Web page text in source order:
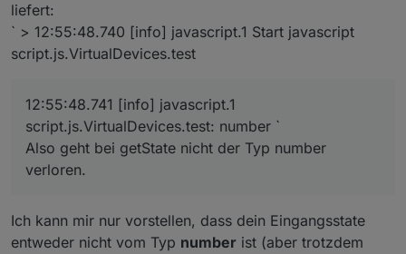
liefert:
` > 12:55:48.740 [info] javascript.1 Start javascript
script.js.VirtualDevices.test
12:55:48.741 [info] javascript.1
script.js.VirtualDevices.test: number `
Also geht bei getState nicht der Typ number
verloren.
Ich kann mir nur vorstellen, dass dein Eingangsstate
entweder nicht vom Typ number ist (aber trotzdem